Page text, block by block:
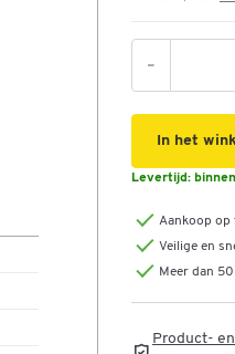
-
In het
Levertijd:
Aankoop op
Veilige en
Meer dan
Product- en